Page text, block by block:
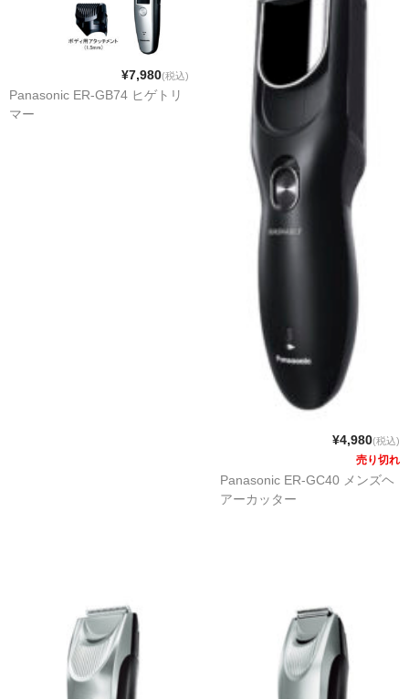
¥7,980(税込)
Panasonic ER-GB74 ヒゲトリ
マー
¥4,980(税込)
売り切れ
Panasonic ER-GC40 メンズヘ
アーカッター